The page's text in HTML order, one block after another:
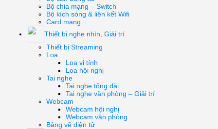
Bộ chia mạng – Switch
Bộ kích sóng & liên kết Wifi
Card mạng
Thiết bị nghe nhìn, Giải trí
Thiết bị Streaming
Loa
Loa vi tính
Loa hội nghị
Tai nghe
Tai nghe tổng đài
Tai nghe văn phòng – Giải trí
Webcam
Webcam hội nghị
Webcam văn phòng
Bảng vẽ điện tử